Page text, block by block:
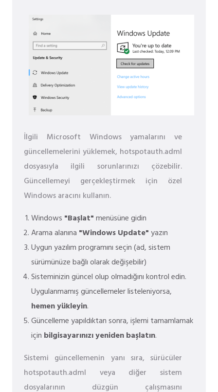
İlgili Microsoft Windows yamalarını ve
güncellemelerini yüklemek, hotspotauth.adml
dosyasıyla ilgili sorunlarınızı çözebilir.
Güncellemeyi gerçekleştirmek için özel
Windows aracını kullanın.
Windows "Başlat"menüsüne gidin
Arama alanına "Windows Update"yazın
Uygun yazılım programını seçin (ad, sistem
sürümünüze bağlı olarak değişebilir)
Sisteminizin güncel olup olmadığını kontrol edin.
Uygulanmamış güncellemeler listeleniyorsa,
hemen yükleyin.
Güncelleme yapıldıktan sonra, işlemi tamamlamak
için bilgisayarınızı yeniden başlatın.
Sistemi güncellemenin yanı sıra, sürücüler
hotspotauth.adml veya diğer sistem
dosyalarının düzgün çalışmasını